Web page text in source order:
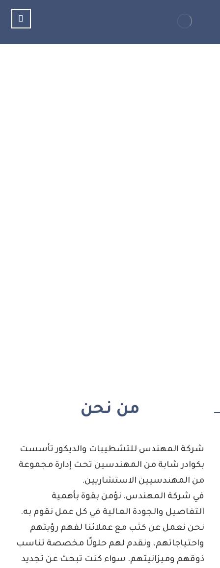
من نحن
شركة المهندس للتشطيبات والديكور تأسست
بكوادر شابة من المهندسين تحت إدارة مجموعة
من المهندسيين الاستشاريين.
في شركة المهندس، نؤمن بقوة بأهمية
التفاصيل والجودة العالية في كل عمل نقوم به.
نحن نعمل عن كثب مع عملائنا لفهم رؤيتهم
واحتياجاتهم، ونقدم لهم حلولًا مخصصة تناسب
ذوقهم وميزانيتهم. سواء كنت تبحث عن تجديد